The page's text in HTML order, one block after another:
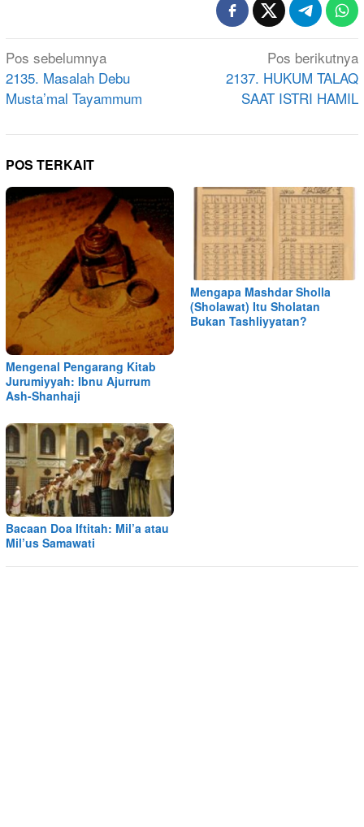
Navigasi
pos
Pos sebelumnya
2135. Masalah Debu
Musta’mal Tayammum
Pos berikutnya
2137. HUKUM TALAQ
SAAT ISTRI HAMIL
POS TERKAIT
Mengenal Pengarang Kitab
Jurumiyyah: Ibnu Ajurrum
Ash-Shanhaji
Mengapa Mashdar Sholla
(Sholawat) Itu Sholatan
Bukan Tashliyyatan?
Bacaan Doa Iftitah: Mil’a atau
Mil’us Samawati